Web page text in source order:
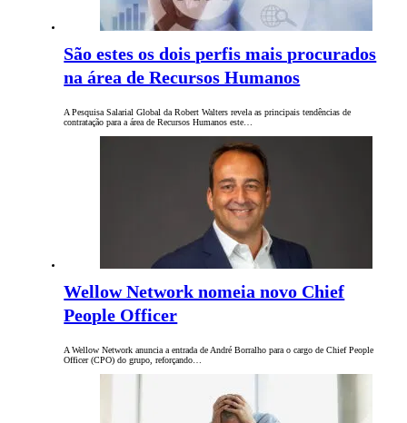
São estes os dois perfis mais procurados
na área de Recursos Humanos
A Pesquisa Salarial Global da Robert Walters revela as principais tendências de
contratação para a área de Recursos Humanos este…
Wellow Network nomeia novo Chief
People Officer
A Wellow Network anuncia a entrada de André Borralho para o cargo de Chief People
Officer (CPO) do grupo, reforçando…